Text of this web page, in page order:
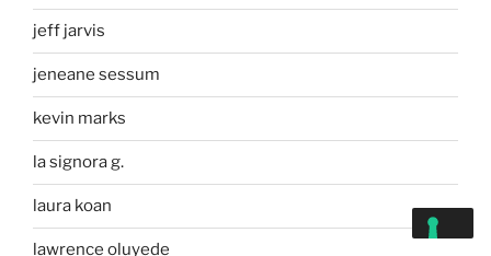
jeff jarvis
jeneane sessum
kevin marks
la signora g.
laura koan
lawrence oluyede